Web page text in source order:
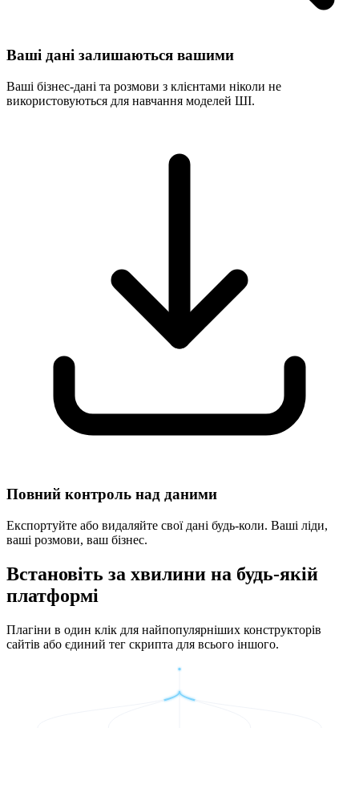
Ваші дані залишаються вашими
Ваші бізнес-дані та розмови з клієнтами ніколи не
використовуються для навчання моделей ШІ.
Повний контроль над даними
Експортуйте або видаляйте свої дані будь-коли. Ваші ліди,
ваші розмови, ваш бізнес.
Встановіть за хвилини на будь-якій
платформі
Плагіни в один клік для найпопулярніших конструкторів
сайтів або єдиний тег скрипта для всього іншого.